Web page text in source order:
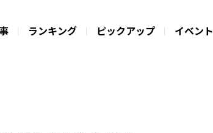
ランキング ピックアップ イベント